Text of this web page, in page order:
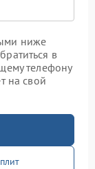
ниже
в
телефону
на свой